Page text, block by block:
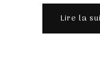
Lire la